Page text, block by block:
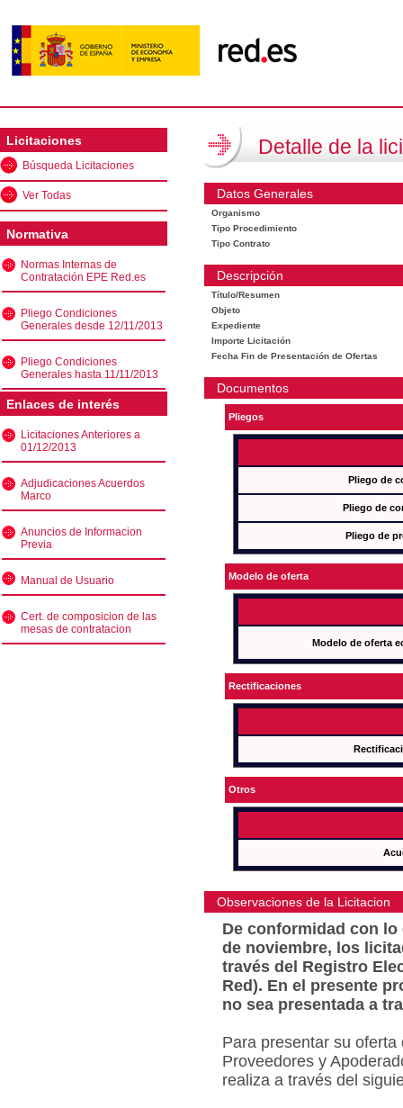
Licitaciones
Búsqueda Licitaciones
Ver Todas
Normativa
Normas Internas de
Contratación EPE Red.es
Pliego Condiciones
Generales desde 12/11/2013
Pliego Condiciones
Generales hasta 11/11/2013
Enlaces de interés
Licitaciones Anteriores a
01/12/2013
Adjudicaciones Acuerdos
Marco
Anuncios de Informacion
Previa
Manual de Usuario
Cert. de composicion de las
mesas de contratacion
Detalle de la
Datos Generales
Organismo
Tipo Procedimiento
Tipo Contrato
Descripción
Título/Resumen
Objeto
Expediente
Importe Licitación
Fecha Fin de Presentación de Ofertas
Documentos
Pliegos
Pliego de
Pliego de
Pliego de
Modelo de oferta
Modelo de oferta
Rectificaciones
Otros
Observaciones de la Licitacion
De conformidad con lo
de noviembre, los
través del Registro
Red). En el presente
no sea presentada a
Para presentar su
Proveedores y
realiza a través del